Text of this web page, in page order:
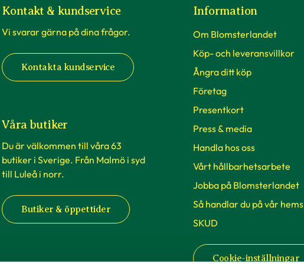
Kontakt & kundservice
Vi svarar gärna på dina frågor.
Kontakta kundservice
Våra butiker
Du är välkommen till våra 63
butiker i Sverige. Från Malmö i syd
till Luleå i norr.
Butiker & öppettider
Information
Om Blomsterlandet
Köp- och leveransvillkor
Ångra ditt köp
Företag
Presentkort
Press & media
Handla hos oss
Vårt hållbarhetsarbete
Jobba på Blomsterlandet
Så handlar du på vår
SKUD
Cookie-inställningar